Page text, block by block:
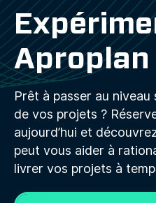
Prêt à passer au
de vos projets ?
aujourd’hui et
peut vous aider à
livrer vos projets à